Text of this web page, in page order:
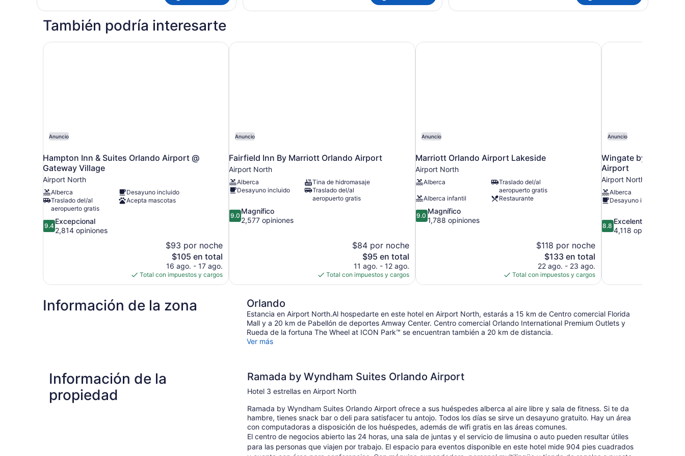
También podría interesarte
Anuncio
Hampton Inn & Suites Orlando Airport @
Gateway Village
Airport North
Alberca
Desayuno incluido
Traslado del/al
aeropuerto gratis
Acepta mascotas
9.4
de
9.4
Excepcional
2,814 opiniones
$93 por noche
El
precio
actual
es
$105
$105 en total
16 ago. - 17 ago.
Total con impuestos y cargos
Hampton Inn & Suites Orlando Airport @ Gateway Village
Anuncio
Fairfield Inn By Marriott Orlando Airport
Airport North
Alberca
Tina de hidromasaje
Desayuno incluido
Traslado del/al
aeropuerto gratis
9.0
de
9.0
Magnífico
2,577 opiniones
$84 por noche
El
precio
actual
es
$95 en total
11 ago. - 12 ago.
Total con impuestos y cargos
Fairfield Inn By Marriott Orlando Airport
Anuncio
Marriott Orlando Airport Lakeside
Airport North
Alberca
Traslado del/al
aeropuerto gratis
Alberca infantil
Restaurante
9.0
de
9.0
Magnífico
1,788 opiniones
$118 por noche
El
precio
actual
es
$133 en total
22 ago. - 23 ago.
Total con impuestos y cargos
Marriott Orlando Airport Lakeside
Anuncio
Wingate by
Airport
Airport North
Alberca
Desayuno incluido
8.8
de
8.8
Excelente
4,118 opiniones
Wingate by
Información de la zona Orlando
Estancia en Airport North.Al hospedarte en este hotel en Airport North, estarás a 15 km de Centro comercial Florida
Mall y a 20 km de Pabellón de deportes Amway Center. Centro comercial Orlando International Premium Outlets y
Rueda de la fortuna The Wheel at ICON Park™ se encuentran también a 20 km de distancia.
Ver más
Información de la
propiedad
Ramada by Wyndham Suites Orlando Airport
Hotel 3 estrellas en Airport North
Ramada by Wyndham Suites Orlando Airport ofrece a sus huéspedes alberca al aire libre y sala de fitness. Si te da
hambre, tienes snack bar o deli para satisfacer tu antojo. Todos los días se sirve un desayuno gratuito. Hay un área
con computadoras a disposición de los huéspedes, además de wifi gratis en las áreas comunes.
El centro de negocios abierto las 24 horas, una sala de juntas y el servicio de limusina o auto pueden resultar útiles
para las personas que viajen por trabajo. El espacio para eventos disponible en este hotel mide 904 pies cuadrados